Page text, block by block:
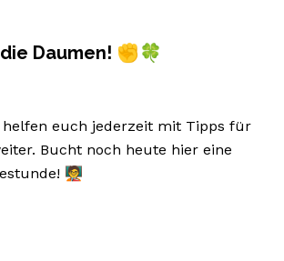
Daumen! ✊🍀
helfen euch jederzeit mit Tipps für
Bucht noch heute hier eine
🧑‍🏫